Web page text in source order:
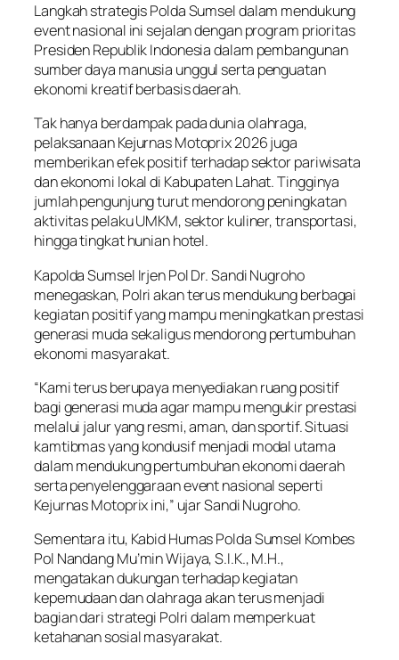
Langkah strategis Polda Sumsel dalam mendukung
event nasional ini sejalan dengan program prioritas
Presiden Republik Indonesia dalam pembangunan
sumber daya manusia unggul serta penguatan
ekonomi kreatif berbasis daerah.
Tak hanya berdampak pada dunia olahraga,
pelaksanaan Kejurnas Motoprix 2026 juga
memberikan efek positif terhadap sektor pariwisata
dan ekonomi lokal di Kabupaten Lahat. Tingginya
jumlah pengunjung turut mendorong peningkatan
aktivitas pelaku UMKM, sektor kuliner, transportasi,
hingga tingkat hunian hotel.
Kapolda Sumsel Irjen Pol Dr. Sandi Nugroho
menegaskan, Polri akan terus mendukung berbagai
kegiatan positif yang mampu meningkatkan prestasi
generasi muda sekaligus mendorong pertumbuhan
ekonomi masyarakat.
“Kami terus berupaya menyediakan ruang positif
bagi generasi muda agar mampu mengukir prestasi
melalui jalur yang resmi, aman, dan sportif. Situasi
kamtibmas yang kondusif menjadi modal utama
dalam mendukung pertumbuhan ekonomi daerah
serta penyelenggaraan event nasional seperti
Kejurnas Motoprix ini,” ujar Sandi Nugroho.
Sementara itu, Kabid Humas Polda Sumsel Kombes
Pol Nandang Mu’min Wijaya, S.I.K., M.H.,
mengatakan dukungan terhadap kegiatan
kepemudaan dan olahraga akan terus menjadi
bagian dari strategi Polri dalam memperkuat
ketahanan sosial masyarakat.